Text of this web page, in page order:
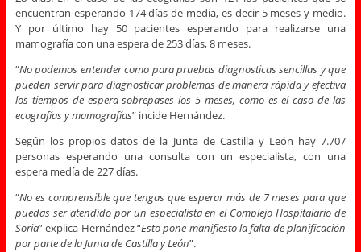
encuentran esperando 174 días de media, es decir 5 meses y medio.
Y por último hay 50 pacientes esperando para realizarse una
mamografía con una espera de 253 días, 8 meses.
“No podemos entender como para pruebas diagnosticas sencillas y que
pueden servir para diagnosticar problemas de manera rápida y efectiva
los tiempos de espera sobrepases los 5 meses, como es el caso de las
ecografías y mamografías” incide Hernández.
Según los propios datos de la Junta de Castilla y León hay 7.707
personas esperando una consulta con un especialista, con una
espera medía de 227 días.
“No es comprensible que tengas que esperar más de 7 meses para que
puedas ser atendido por un especialista en el Complejo Hospitalario de
Soria” explica Hernández “Esto pone manifiesto la falta de planificación
por parte de la Junta de Castilla y León”.